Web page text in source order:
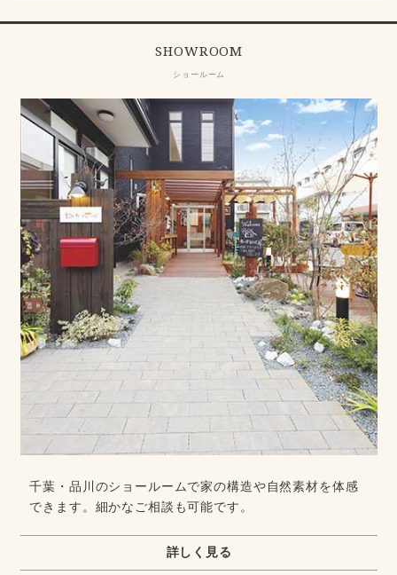
SHOWROOM
ショールーム
千葉・品川のショールームで家の構造や自然素材を体感
できます。細かなご相談も可能です。
詳しく見る